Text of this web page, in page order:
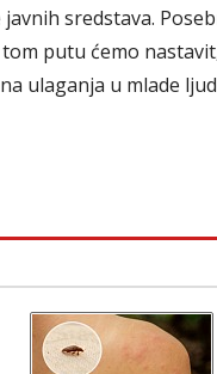
sredstava.
putu ćemo
ulaganja u mlade